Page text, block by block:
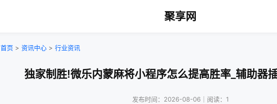
聚享网
首页 > 资讯中心 > 行业资讯
独家制胜!微乐内蒙麻将小程序怎么提高胜率_辅助器
发布时间：2026-08-06｜阅读：1